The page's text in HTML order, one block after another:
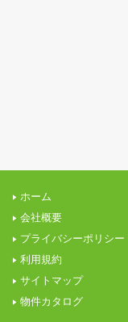
ホーム
会社概要
プライバシーポリシー
利用規約
サイトマップ
物件カタログ